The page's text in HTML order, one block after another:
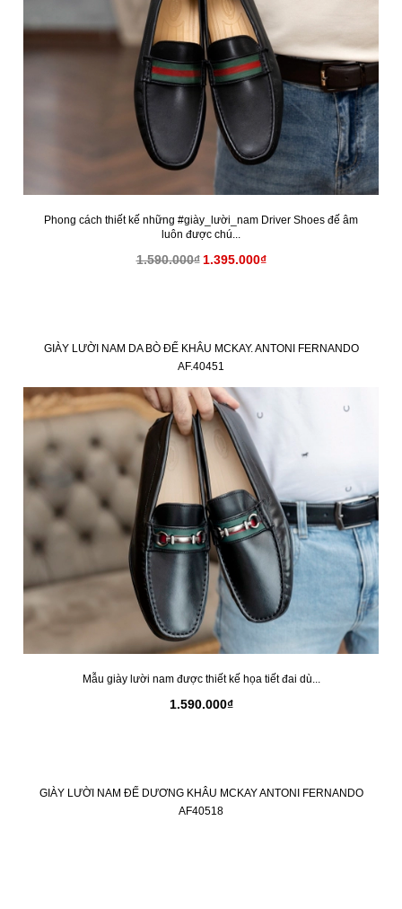
Phong cách thiết kế những #giày_lười_nam Driver Shoes đế âm
luôn được chú...
1.590.000₫ 1.395.000₫
GIÀY LƯỜI NAM DA BÒ ĐẾ KHÂU MCKAY. ANTONI FERNANDO
AF.40451
Mẫu giày lười nam được thiết kế họa tiết đai dù...
1.590.000₫
GIÀY LƯỜI NAM ĐẾ DƯƠNG KHÂU MCKAY ANTONI FERNANDO
AF40518